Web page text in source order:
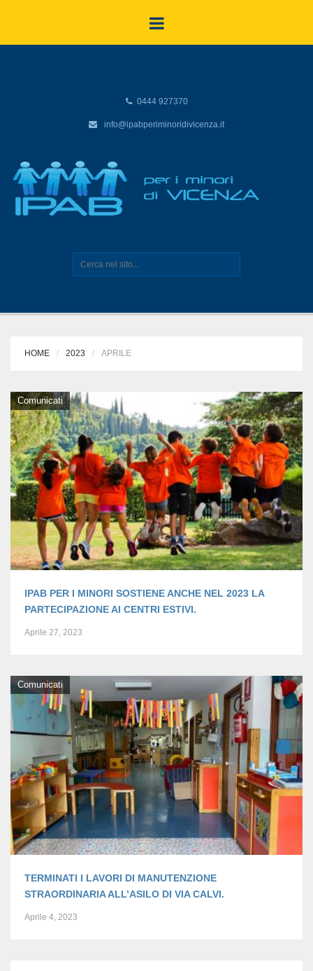
0444 927370
info@ipabperiminoridivicenza.it
HOME 2023 APRILE
Comunicati
IPAB PER I MINORI SOSTIENE ANCHE NEL 2023 LA
PARTECIPAZIONE AI CENTRI ESTIVI.
Aprile 27, 2023
Comunicati
TERMINATI I LAVORI DI MANUTENZIONE
STRAORDINARIA ALL’ASILO DI VIA CALVI.
Aprile 4, 2023